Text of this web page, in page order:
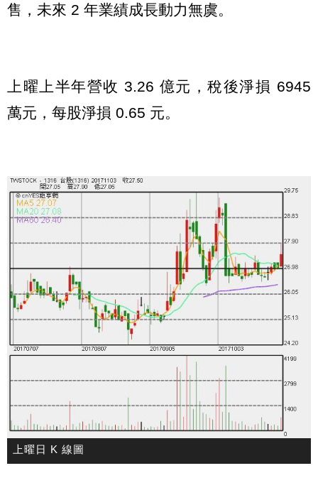
售，未來 2 年業績成長動力無虞。
上曜上半年營收 3.26 億元，稅後淨損 6945
萬元，每股淨損 0.65 元。
上曜日 K 線圖